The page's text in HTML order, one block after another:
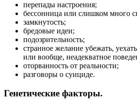
перепады настроения;
бессонница или слишком много
замкнутость;
бредовые идеи;
подозрительность;
странное желание убежать,
или вообще, неадекватное
оторванность от реальности;
разговоры о суициде.
Генетические факторы.